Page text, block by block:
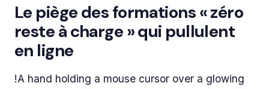
Le piège des formations « zéro
reste à charge » qui pullulent
en ligne
!A hand holding a mouse cursor over a glowing